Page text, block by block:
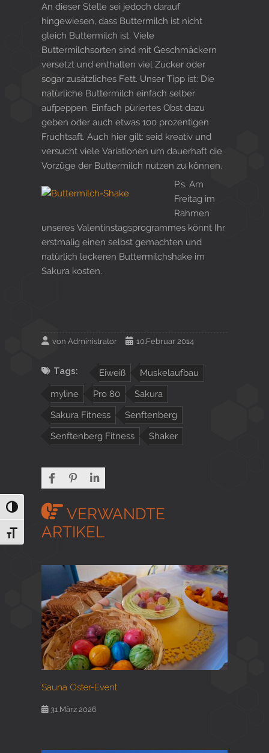
Umschalten auf hohe Kontraste
Schrift vergrößern
An dieser Stelle sei jedoch darauf
hingewiesen, dass Buttermilch ist nicht
gleich Buttermilch ist. Viele
Buttermilchsorten sind mit Geschmäckern
versetzt und enthalten viel Zucker oder
sogar zusätzliches Fett. Unser Tipp ist: Die
natürliche Buttermilch einfach selber
aufpeppen. Einfach püriertes Obst dazu
geben oder auch etwas 100 prozentigen
Fruchtsaft. Auch hier gilt: seid kreativ und
versucht viele Variationen um dauerhaft die
Vorzüge der Buttermilch nutzen zu können.
P.s. Am
Freitag im
Rahmen
unseres Valentinstagsprogrammes könnt Ihr
erstmalig einen selbst gemachten und
natürlich leckeren Buttermilchshake im
Sakura kosten.
von Administrator 10.Februar 2014
Tags: Eiweiß Muskelaufbau
myline Pro 80 Sakura
Sakura Fitness Senftenberg
Senftenberg Fitness Shaker
VERWANDTE
ARTIKEL
Sauna Oster-Event
31.März 2026